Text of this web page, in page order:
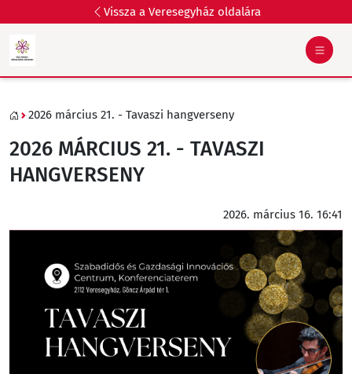
Vissza a Veresegyház oldalára
2026 március 21. - Tavaszi hangverseny
2026 MÁRCIUS 21. - TAVASZI
HANGVERSENY
2026. március 16. 16:41